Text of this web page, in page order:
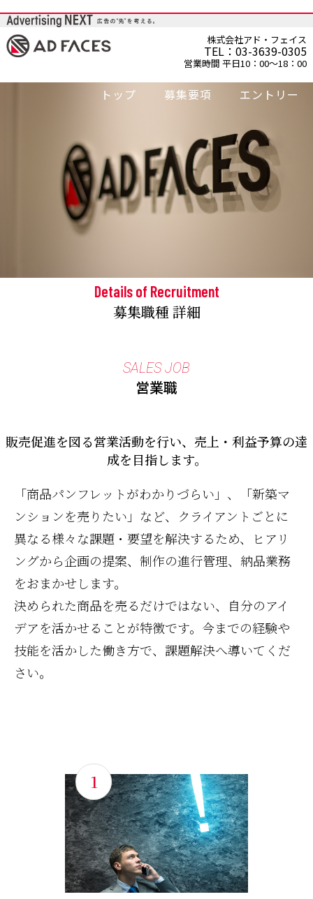
株式会社アド・フェイス
TEL：03-3639-0305
営業時間 平日10：00～18：00
トップ 募集要項 エントリー
Details of Recruitment
募集職種 詳細
SALES JOB
営業職
販売促進を図る営業活動を行い、売上・利益予算の達
成を目指します。
「商品パンフレットがわかりづらい」、「新築マ
ンションを売りたい」など、クライアントごとに
異なる様々な課題・要望を解決するため、ヒアリ
ングから企画の提案、制作の進行管理、納品業務
をおまかせします。
決められた商品を売るだけではない、自分のアイ
デアを活かせることが特徴です。今までの経験や
技能を活かした働き方で、課題解決へ導いてくだ
さい。
1